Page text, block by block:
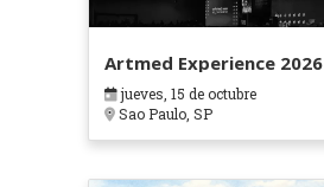
Artmed Experience 2026
jueves, 15 de octubre
Sao Paulo, SP